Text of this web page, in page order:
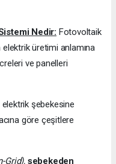
Nedir: Fotovoltaik
üretimi anlamına
ve panelleri
şebekesine
göre çeşitlere
Grid), şebekeden